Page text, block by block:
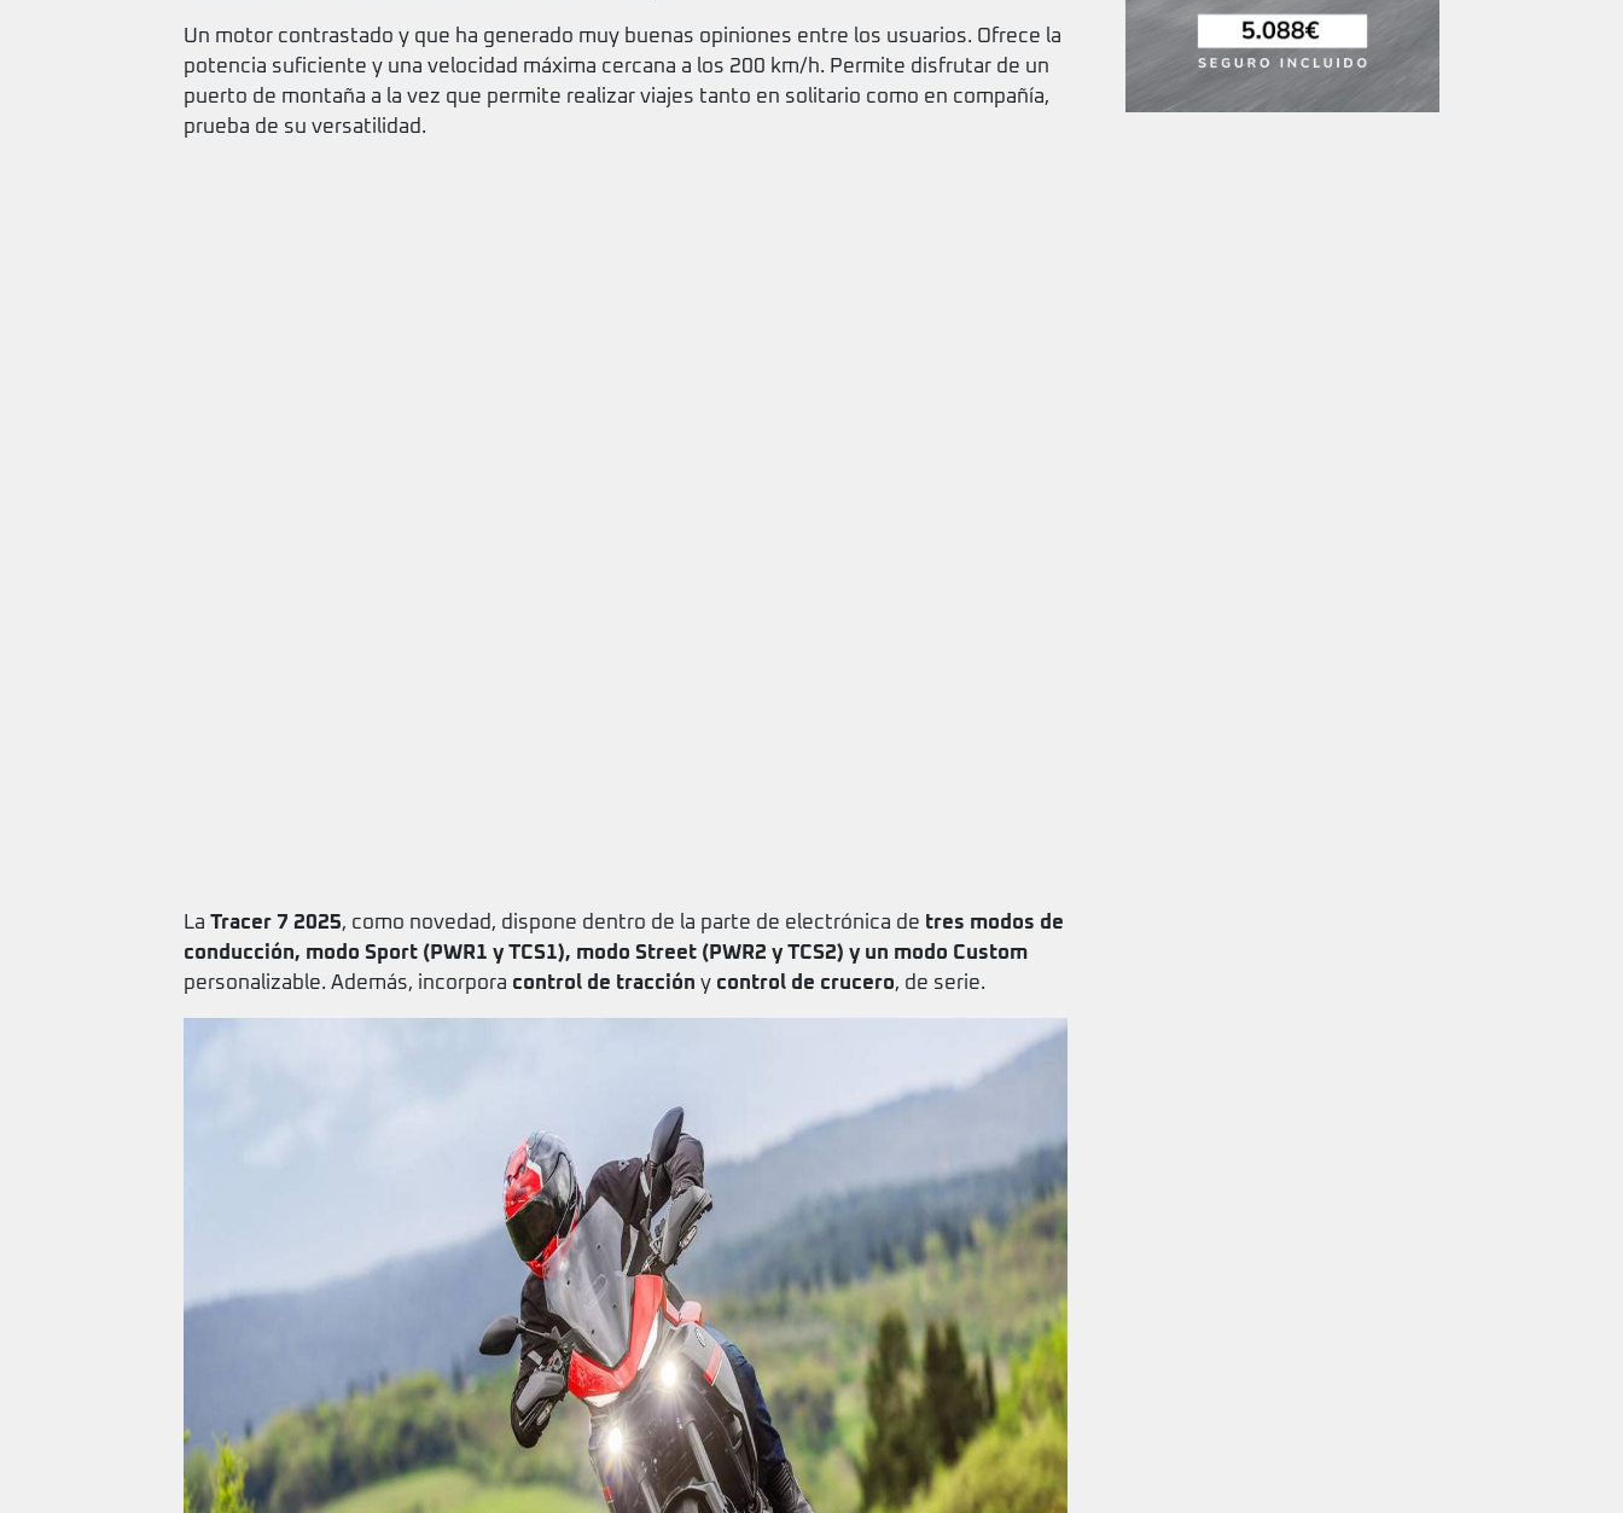
Un motor contrastado y que ha generado muy buenas opiniones entre los usuarios. Ofrece la
potencia suficiente y una velocidad máxima cercana a los 200 km/h. Permite disfrutar de un
puerto de montaña a la vez que permite realizar viajes tanto en solitario como en compañía,
prueba de su versatilidad.
La Tracer 7 2025, como novedad, dispone dentro de la parte de electrónica de tres modos de
conducción, modo Sport (PWR1 y TCS1), modo Street (PWR2 y TCS2) y un modo Custom
personalizable. Además, incorpora control de tracción y control de crucero, de serie.